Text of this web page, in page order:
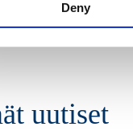
Deny
uutiset